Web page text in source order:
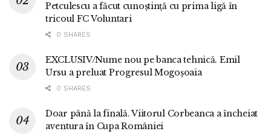
Petculescu a făcut cunoștință cu prima ligă în
tricoul FC Voluntari
0 SHARES
EXCLUSIV/Nume nou pe banca tehnică. Emil
Ursu a preluat Progresul Mogoșoaia
0 SHARES
Doar până la finală. Viitorul Corbeanca a încheiat
aventura în Cupa României